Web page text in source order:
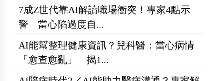
7成Z世代靠AI解讀職場衝突！專家4點示
警 當心陷過度自...
AI能幫整理健康資訊？兒科醫：當心病情
「愈查愈亂」 揭1...